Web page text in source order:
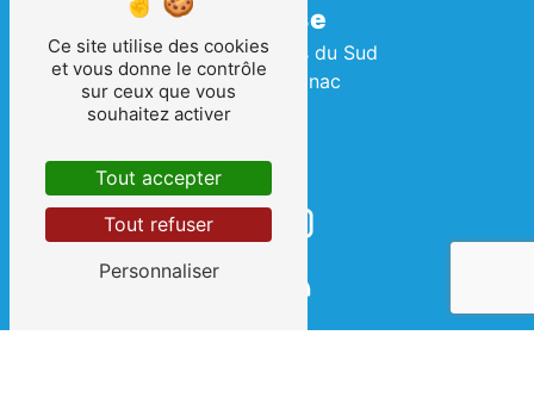
Adresse
2 Rue des Terres du Sud
34990 Juvignac
Téléphone
Ce site utilise des cookies
et vous donne le contrôle
sur ceux que vous
souhaitez activer
Tout accepter
Tout refuser
Personnaliser